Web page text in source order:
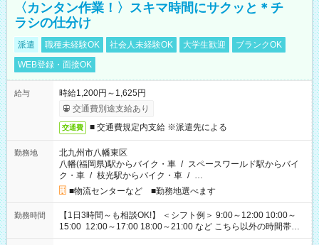
〈カンタン作業！〉スキマ時間にサクッと＊チ
ラシの仕分け
派遣 職種未経験OK 社会人未経験OK 大学生歓迎
ブランクOK
WEB登録・面接OK
給与
時給1,200円～1,625円
交通費別途支給あり
交通費 ■ 交通費規定内支給 ※派遣先による
勤務地
北九州市八幡東区
八幡(福岡県)駅からバイク・車 / スペースワールド駅からバイ
ク・車 / 枝光駅からバイク・車 / …
■物流センターなど ■勤務地選べます
勤務時間
【1日3時間～も相談OK!】 ＜シフト例＞ 9:00～12:00 10:00～
15:00 12:00～17:00 18:00～21:00 など こちら以外の時間帯も
お気軽にご相談ください！